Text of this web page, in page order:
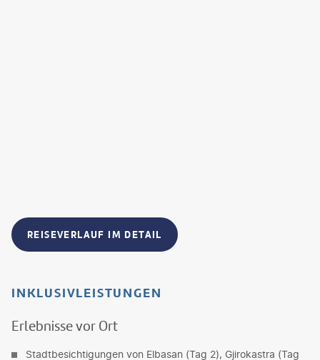
REISEVERLAUF IM DETAIL
INKLUSIVLEISTUNGEN
Erlebnisse vor Ort
Stadtbesichtigungen von Elbasan (Tag 2), Gjirokastra (Tag